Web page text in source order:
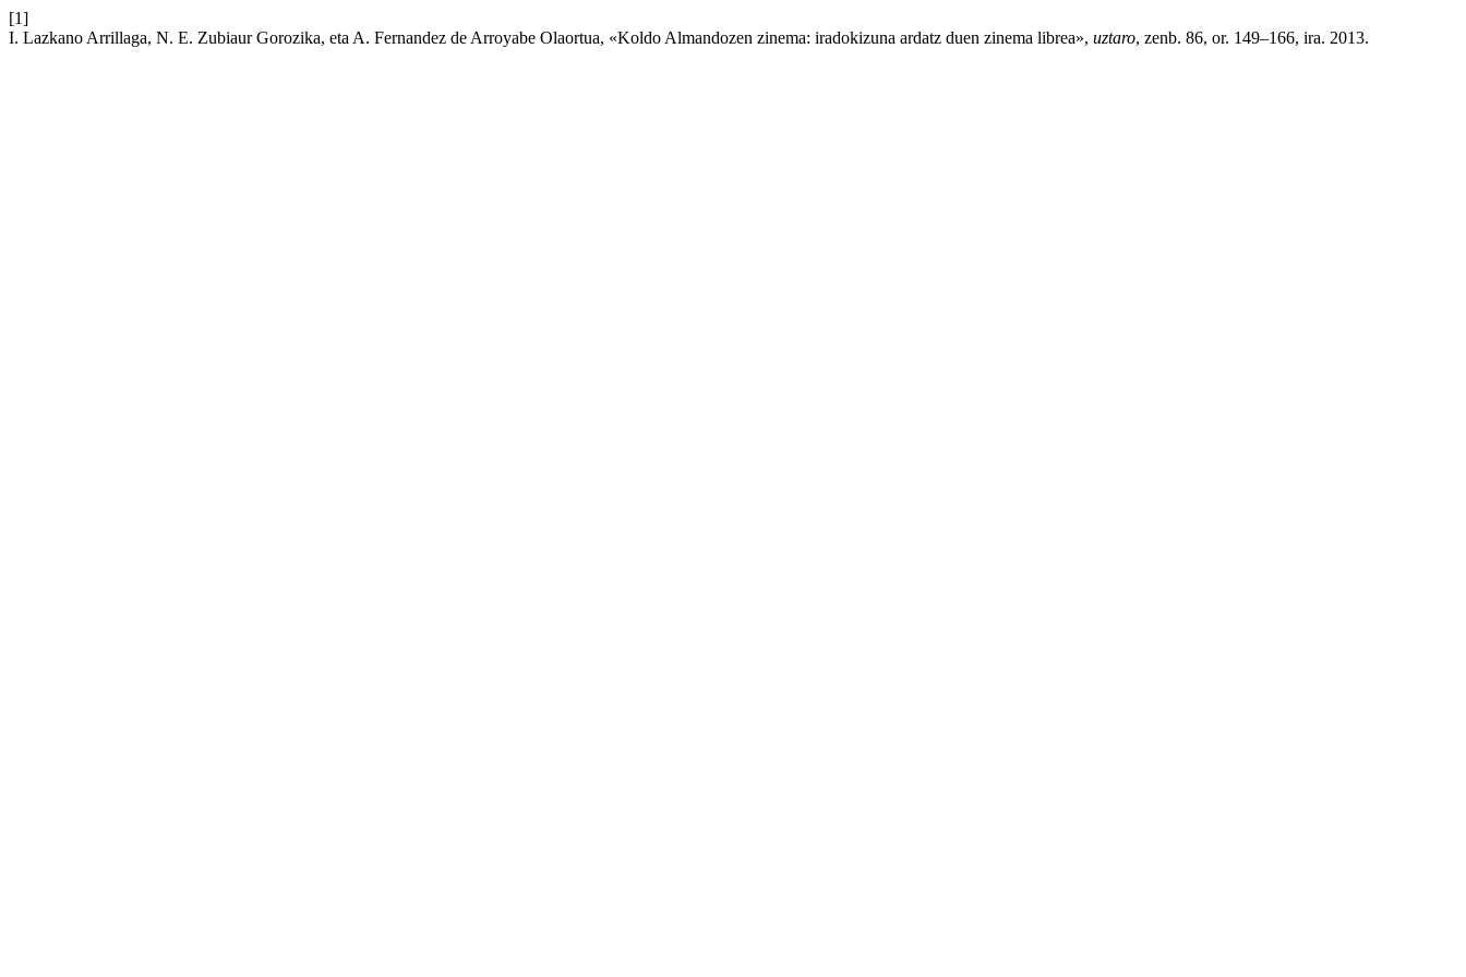
[1]
I. Lazkano Arrillaga, N. E. Zubiaur Gorozika, eta A. Fernandez de Arroyabe Olaortua, «Koldo Almandozen zinema: iradokizuna ardatz duen zinema librea», uztaro, zenb. 86, or. 149–166, ira. 2013.